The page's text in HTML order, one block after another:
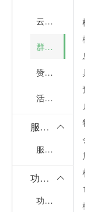
云课堂（点播系统）
群发系统
赞赏系统
活码系统
服务报价
服务报价
功能定制
功能定制